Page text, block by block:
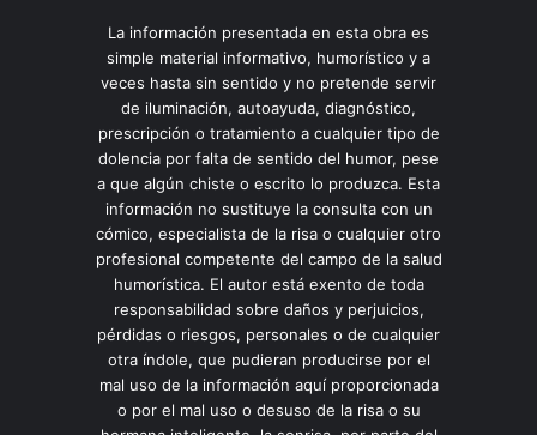
La información presentada en esta obra es
simple material informativo, humorístico y a
veces hasta sin sentido y no pretende servir
de iluminación, autoayuda, diagnóstico,
prescripción o tratamiento a cualquier tipo de
dolencia por falta de sentido del humor, pese
a que algún chiste o escrito lo produzca. Esta
información no sustituye la consulta con un
cómico, especialista de la risa o cualquier otro
profesional competente del campo de la salud
humorística. El autor está exento de toda
responsabilidad sobre daños y perjuicios,
pérdidas o riesgos, personales o de cualquier
otra índole, que pudieran producirse por el
mal uso de la información aquí proporcionada
o por el mal uso o desuso de la risa o su